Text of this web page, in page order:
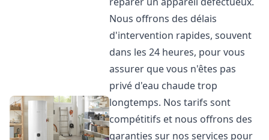
Nous offrons des délais
d'intervention rapides, souvent
dans les 24 heures, pour vous
assurer que vous n'êtes pas
privé d'eau chaude trop
longtemps. Nos tarifs sont
compétitifs et nous offrons des
garanties sur nos services pour